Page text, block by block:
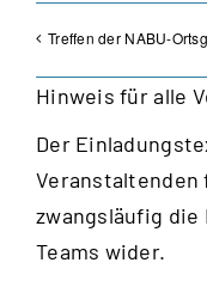
Treffen der NABU-
Hinweis für alle
Der
zwangsläufig die
Teams wider.